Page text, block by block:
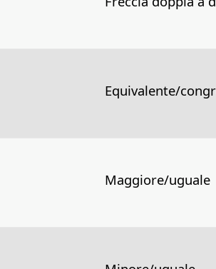
Equivalente/
Maggiore/uguale